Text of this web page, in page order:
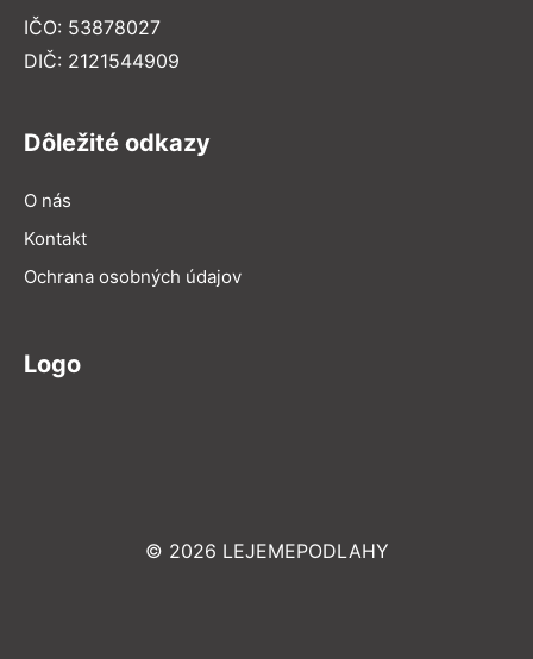
IČO: 53878027
DIČ: 2121544909
Dôležité odkazy
O nás
Kontakt
Ochrana osobných údajov
Logo
© 2026 LEJEMEPODLAHY